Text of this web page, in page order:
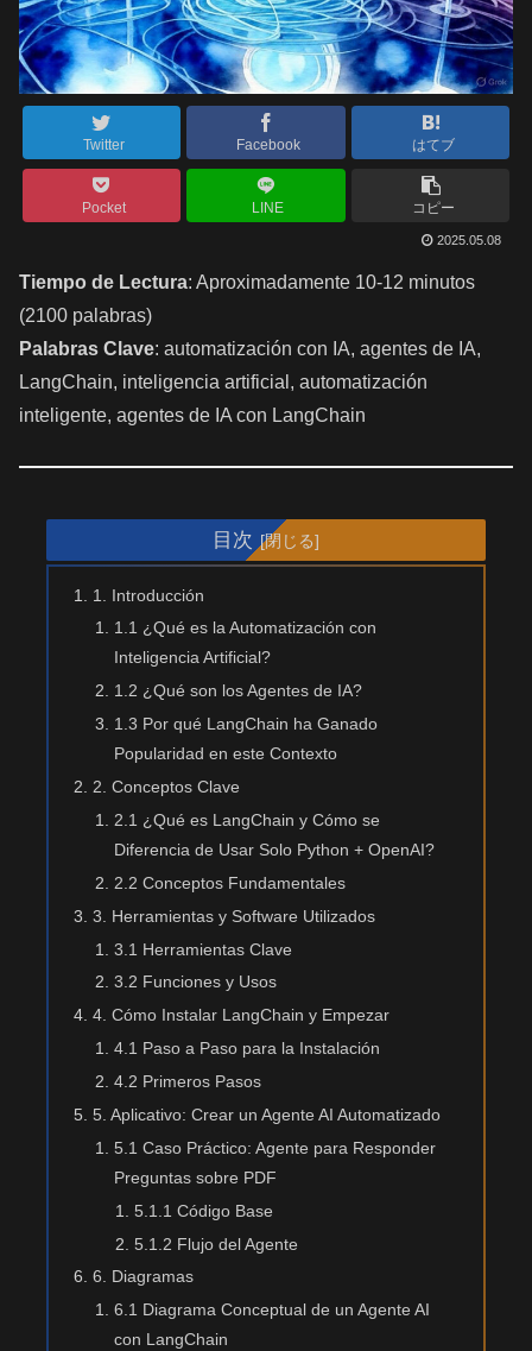
Twitter Facebook はてブ
Pocket LINE コピー
2025.05.08
Tiempo de Lectura: Aproximadamente 10-12 minutos
(2100 palabras)
Palabras Clave: automatización con IA, agentes de IA,
LangChain, inteligencia artificial, automatización
inteligente, agentes de IA con LangChain
目次
1. Introducción
1.1 ¿Qué es la Automatización con
Inteligencia Artificial?
1.2 ¿Qué son los Agentes de IA?
1.3 Por qué LangChain ha Ganado
Popularidad en este Contexto
2. Conceptos Clave
2.1 ¿Qué es LangChain y Cómo se
Diferencia de Usar Solo Python + OpenAI?
2.2 Conceptos Fundamentales
3. Herramientas y Software Utilizados
3.1 Herramientas Clave
3.2 Funciones y Usos
4. Cómo Instalar LangChain y Empezar
4.1 Paso a Paso para la Instalación
4.2 Primeros Pasos
5. Aplicativo: Crear un Agente AI Automatizado
5.1 Caso Práctico: Agente para Responder
Preguntas sobre PDF
5.1.1 Código Base
5.1.2 Flujo del Agente
6. Diagramas
6.1 Diagrama Conceptual de un Agente AI
con LangChain